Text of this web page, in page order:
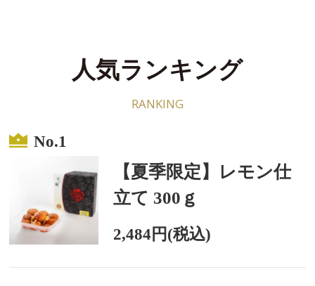
人気ランキング
RANKING
No.1
【夏季限定】レモン仕
立て 300ｇ
2,484円(税込)